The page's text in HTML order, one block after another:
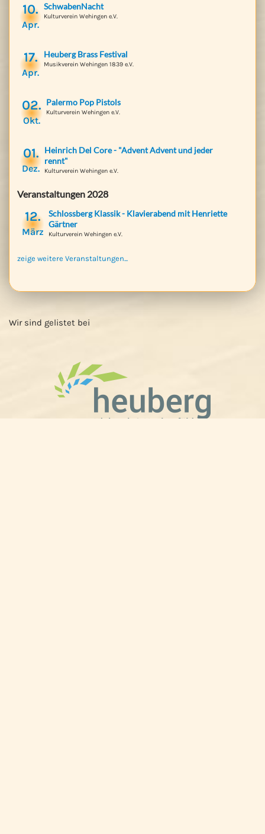
10.
Apr.
SchwabenNacht
Kulturverein Wehingen e.V.
17.
Apr.
Heuberg Brass Festival
Musikverein Wehingen 1839 e.V.
02.
Okt.
Palermo Pop Pistols
Kulturverein Wehingen e.V.
01.
Dez.
Heinrich Del Core - "Advent Advent und jeder
rennt"
Kulturverein Wehingen e.V.
Veranstaltungen 2028
12.
März
Schlossberg Klassik - Klavierabend mit Henriette
Gärtner
Kulturverein Wehingen e.V.
zeige weitere Veranstaltungen...
Wir sind gelistet bei